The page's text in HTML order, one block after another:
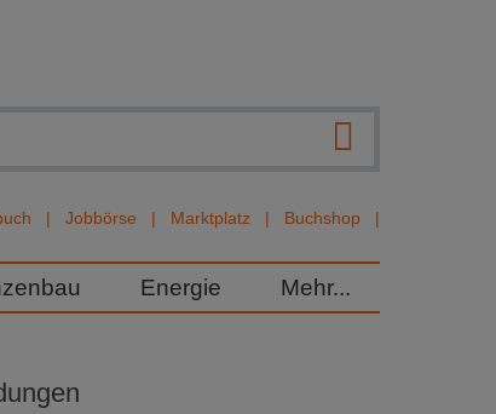
Jobbörse Marktplatz Buchshop
Energie Mehr...